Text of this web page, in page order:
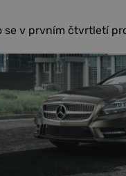
se v prvním čtvrtletí